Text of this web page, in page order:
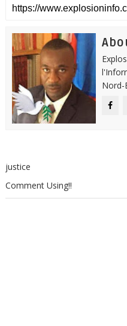
Nord-
justice
Comment Using!!